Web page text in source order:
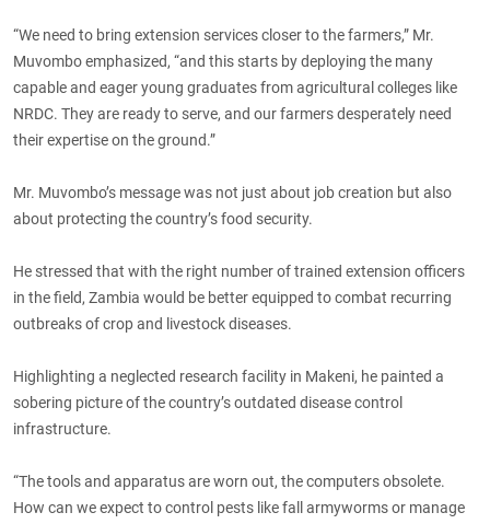
“We need to bring extension services closer to the farmers,” Mr.
Muvombo emphasized, “and this starts by deploying the many
capable and eager young graduates from agricultural colleges like
NRDC. They are ready to serve, and our farmers desperately need
their expertise on the ground.”
Mr. Muvombo’s message was not just about job creation but also
about protecting the country’s food security.
He stressed that with the right number of trained extension officers
in the field, Zambia would be better equipped to combat recurring
outbreaks of crop and livestock diseases.
Highlighting a neglected research facility in Makeni, he painted a
sobering picture of the country’s outdated disease control
infrastructure.
“The tools and apparatus are worn out, the computers obsolete.
How can we expect to control pests like fall armyworms or manage